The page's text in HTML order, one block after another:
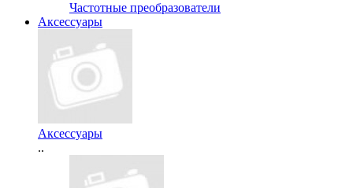
Частотные преобразователи
Аксессуары
Аксессуары
..